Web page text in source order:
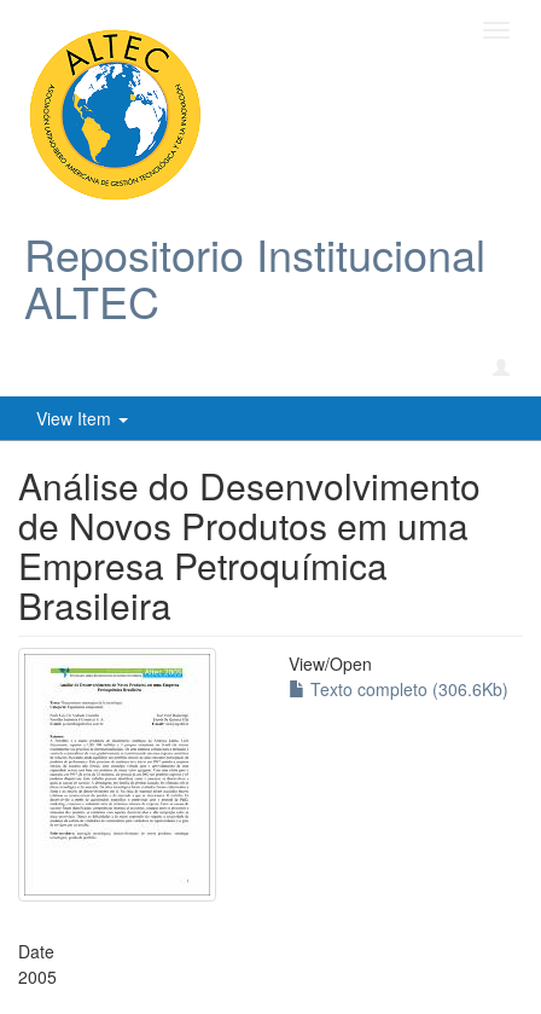
Repositorio Institucional
ALTEC
View Item
Análise do Desenvolvimento
de Novos Produtos em uma
Empresa Petroquímica
Brasileira
View/Open
Texto completo (306.6Kb)
Date
2005